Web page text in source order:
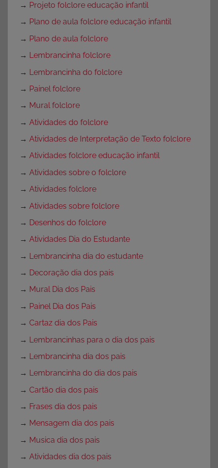
→ Projeto folclore educação infantil
→ Plano de aula folclore educação infantil
→ Plano de aula folclore
→ Lembrancinha folclore
→ Lembrancinha do folclore
→ Painel folclore
→ Mural folclore
→ Atividades do folclore
→ Atividades de Interpretação de Texto folclore
→ Atividades folclore educação infantil
→ Atividades sobre o folclore
→ Atividades folclore
→ Atividades sobre folclore
→ Desenhos do folclore
→ Atividades Dia do Estudante
→ Lembrancinha dia do estudante
→ Decoração dia dos pais
→ Mural Dia dos Pais
→ Painel Dia dos Pais
→ Cartaz dia dos Pais
→ Lembrancinhas para o dia dos pais
→ Lembrancinha dia dos pais
→ Lembrancinha do dia dos pais
→ Cartão dia dos pais
→ Frases dia dos pais
→ Mensagem dia dos pais
→ Musica dia dos pais
→ Atividades dia dos pais